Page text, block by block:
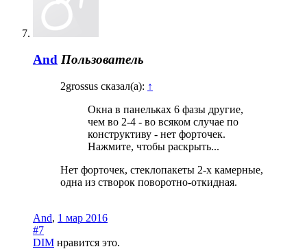
And Пользователь
2grossus сказал(а): ↑
Окна в панельках 6 фазы другие,
чем во 2-4 - во всяком случае по
конструктиву - нет форточек.
Нажмите, чтобы раскрыть...
Нет форточек, стеклопакеты 2-х камерные,
одна из створок поворотно-откидная.
And, 1 мар 2016
#7
DIM нравится это.